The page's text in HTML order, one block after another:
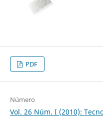
PDF
Número
Vol. 26 Núm. I (2010):